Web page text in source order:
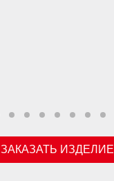
ЗАКАЗАТЬ ИЗДЕЛИЕ